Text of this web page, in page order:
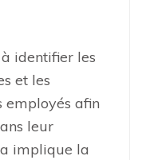
identifier les
et les
employés afin
leur
implique la